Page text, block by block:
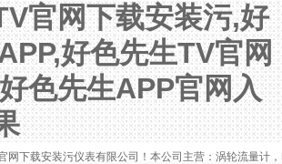
官网下载安装污,好
好色先生TV官网
色先生APP官网入
安装污仪表有限公司！本公司主营：涡轮流量计